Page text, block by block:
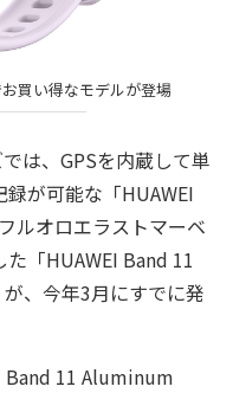
買い得なモデルが登場
は、GPSを内蔵して単
が可能な「HUAWEI
ルオロエラストマーベ
「HUAWEI Band 11
、今年3月にすでに発
Band 11 Aluminum